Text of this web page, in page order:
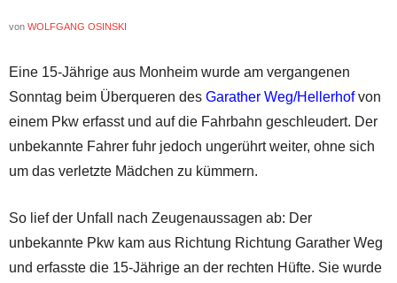
von WOLFGANG OSINSKI
Eine 15-Jährige aus Monheim wurde am vergangenen
Sonntag beim Überqueren des Garather Weg/Hellerhofvon
einem Pkw erfasst und auf die Fahrbahn geschleudert. Der
unbekannte Fahrer fuhr jedoch ungerührt weiter, ohne sich
um das verletzte Mädchen zu kümmern.
So lief der Unfall nach Zeugenaussagen ab: Der
unbekannte Pkw kam aus Richtung Richtung Garather Weg
und erfasste die 15-Jährige an der rechten Hüfte. Sie wurde